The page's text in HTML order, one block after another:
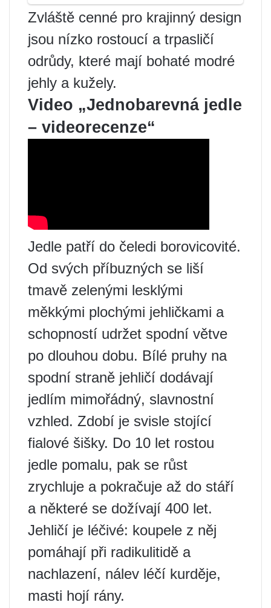
Zvláště cenné pro krajinný design
jsou nízko rostoucí a trpasličí
odrůdy, které mají bohaté modré
jehly a kužely.
Video „Jednobarevná jedle
– videorecenze“
Jedle patří do čeledi borovicovité.
Od svých příbuzných se liší
tmavě zelenými lesklými
měkkými plochými jehličkami a
schopností udržet spodní větve
po dlouhou dobu. Bílé pruhy na
spodní straně jehličí dodávají
jedlím mimořádný, slavnostní
vzhled. Zdobí je svisle stojící
fialové šišky. Do 10 let rostou
jedle pomalu, pak se růst
zrychluje a pokračuje až do stáří
a některé se dožívají 400 let.
Jehličí je léčivé: koupele z něj
pomáhají při radikulitidě a
nachlazení, nálev léčí kurděje,
masti hojí rány.